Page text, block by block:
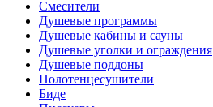
Смесители
Душевые программы
Душевые кабины и сауны
Душевые уголки и ограждения
Душевые поддоны
Полотенцесушители
Биде